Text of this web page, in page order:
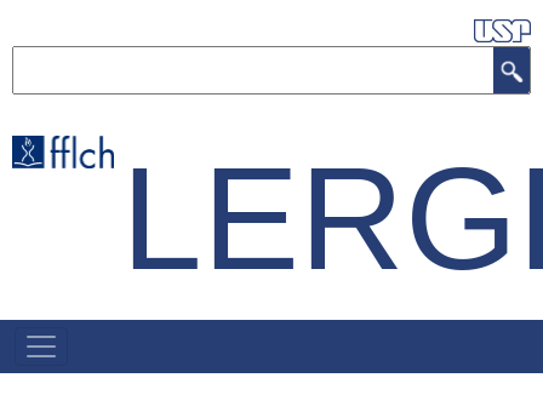
para
principal
NAVEGAÇÃO
PRINCIPAL